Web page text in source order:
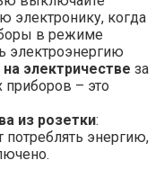
электронику, когда
в режиме
электроэнергию
электричестве за
– это
из розетки:
энергию,